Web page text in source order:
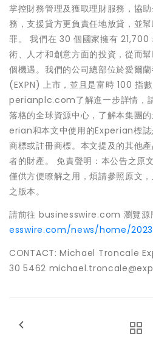
掌控財務管理及獲取理財服務，協
務，支援貸方更負責任地放貸，並
罪。 我們在 30 個國家擁有 21,700
術、人才和創意方面的投資，從而
個機遇。我們的公司總部位於愛爾
(EXPN) 上市，並且是富時 100 指
perianplc.com了解進一步詳情，
落格的全球資源中心，了解本集團
erian和本文中使用的Experian標
商標或註冊商標。本文提及的其他
者的財產。 免責聲明：本公告之原
僅供方便瞭解之用，煩請參照原文
之版本。
請前往 businesswire.com 瀏覽源
esswire.com/news/home/
CONTACT: Michael Troncale
30 5462